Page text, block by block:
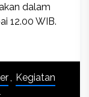
dalam
12.00 WIB.
Kegiatan